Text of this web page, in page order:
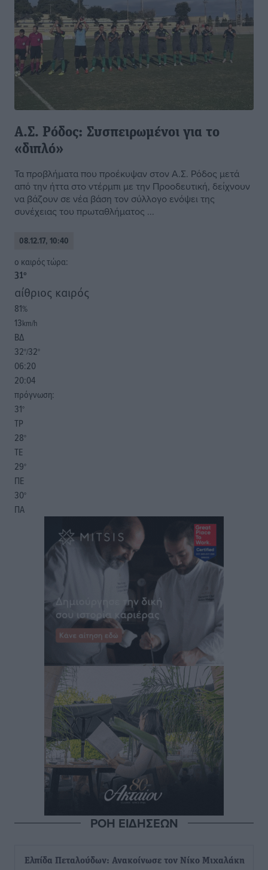
Α.Σ. Ρόδος: Συσπειρωμένοι για το
«διπλό»
Τα προβλήματα που προέκυψαν στον Α.Σ. Ρόδος μετά
από την ήττα στο ντέρμπι με την Προοδευτική, δείχνουν
να βάζουν σε νέα βάση τον σύλλογο ενόψει της
συνέχειας του πρωταθλήματος ...
08.12.17, 10:40
o καιρός τώρα:
31°
αίθριος καιρός
81%
13km/h
ΒΔ
32°/32°
06:20
20:04
πρόγνωση:
31°
ΤΡ
28°
ΤΕ
29°
ΠΕ
30°
ΠΑ
ΡΟΗ ΕΙΔΗΣΕΩΝ
Ελπίδα Πεταλούδων: Ανακοίνωσε τον Νίκο Μιχαλάκη